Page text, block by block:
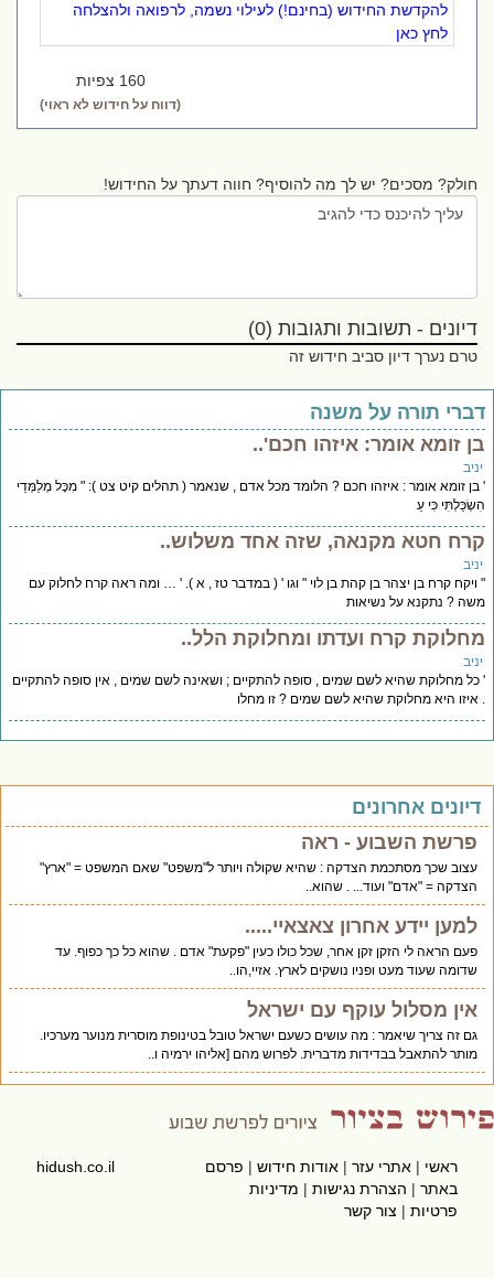
להקדשת החידוש (בחינם!) לעילוי נשמה, לרפואה ולהצלחה
לחץ כאן
160 צפיות
(דווח על חידוש לא ראוי)
חולק? מסכים? יש לך מה להוסיף? חווה דעתך על החידוש!
דיונים - תשובות ותגובות (0)
טרם נערך דיון סביב חידוש זה
תורה על משנה
זומא אומר: איזהו חכם'..
זומא אומר : איזהו חכם ? הלומד מכל אדם , שנאמר ( תהלים קיט צט ): " מִכָּל מְלַמְּדַי
כִּי עֵ
חטא מקנאה, שזה אחד משלוש..
קרח בן יצהר בן קהת בן לוי " וגו ' ( במדבר טז , א ). ' … ומה ראה קרח לחלוק עם
? נתקנא על נשיאות
קרח ועדתו ומחלוקת הלל..
מחלוקת שהיא לשם שמים , סופה להתקיים ; ושאינה לשם שמים , אין סופה להתקיים
היא מחלוקת שהיא לשם שמים ? זו מחלו
אחרונים
פרשת השבוע - ראה
עצוב שכך מסתכמת הצדקה : שהיא שקולה ויותר ל"משפט" שאם המשפט = "ארץ"
הצדקה = "אדם" ועוד... . שהוא..
למען יידע אחרון צאצאיי.....
פעם הראה לי הזקן זקן אחר, שכל כולו כעין "פקעת" אדם . שהוא כל כך כפוף. עד
שדומה שעוד מעט ופניו נושקים לארץ. אזיי,הו..
אין מסלול עוקף עם ישראל
גם זה צריך שיאמר : מה עושים כשעם ישראל טובל בטינופת מוסרית מנוער מערכיו.
מותר להתאבל בבדידות מדברית. לפרוש מהם [אליהו ירמיה ו..
ראשי|אתרי עזר|אודות חידוש|פרסם
באתר|הצהרת נגישות|מדיניות
פרטיות|צור קשר
hidush.co.il